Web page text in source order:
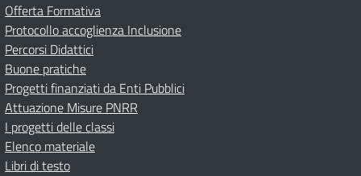
Offerta Formativa
Protocollo accoglienza Inclusione
Percorsi Didattici
Buone pratiche
Progetti finanziati da Enti Pubblici
Attuazione Misure PNRR
I progetti delle classi
Elenco materiale
Libri di testo